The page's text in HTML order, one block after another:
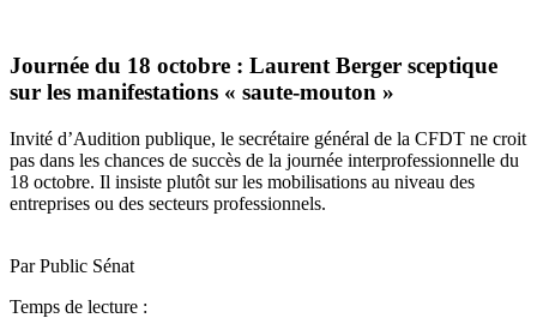
Journée du 18 octobre : Laurent Berger sceptique
sur les manifestations « saute-mouton »
Invité d’Audition publique, le secrétaire général de la CFDT ne croit
pas dans les chances de succès de la journée interprofessionnelle du
18 octobre. Il insiste plutôt sur les mobilisations au niveau des
entreprises ou des secteurs professionnels.
Par Public Sénat
Temps de lecture :